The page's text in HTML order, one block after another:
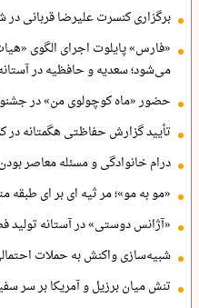
برگزاری کنسرت علیرضا قربانی در
«فارس» پایلوت اجرای الگوی
می‌شود؛ سعدیه و حافظیه در
حضور «ماه کوچولوی من» در
تأیید گزارش حفاظتی هگمتانه در
درام خانوادگی و مسئله معاصر بودن
«مو به مو»؛ مر ثیه ای بر ای طبقه
«آژانس دوستی» در آستانه تولید
شبیه‌سازی واکنش به حملات
تنش میان برزیل و آمریکا بر سر